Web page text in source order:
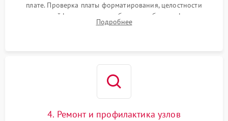
плате. Проверка платы форматирования, целостности
плоских шлейфов сканера и работоспособности флажков и
оптопар (датчиков прохождения бумаги).
Подробнее
4. Ремонт и профилактика узлов